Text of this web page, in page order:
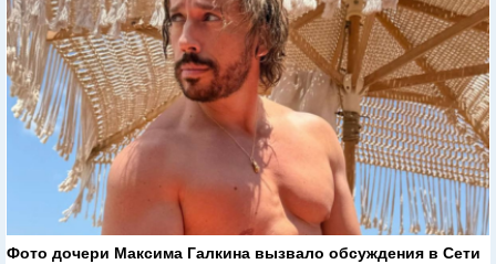
Фото дочери Максима Галкина вызвало обсуждения в Сети